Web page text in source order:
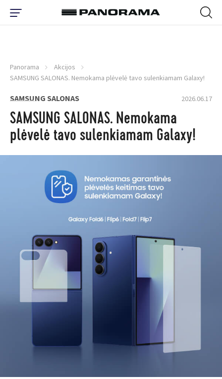
Panorama
Akcijos
SAMSUNG SALONAS. Nemokama plėvelė tavo sulenkiamam Galaxy!
SAMSUNG SALONAS 2026.06.17
SAMSUNG SALONAS. Nemokama
plėvelė tavo sulenkiamam Galaxy!